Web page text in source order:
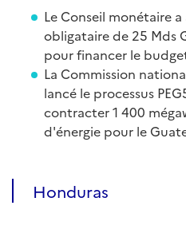
Le Conseil monétaire
obligataire de 25 Mds
pour financer le
La Commission
lancé le processus
contracter 1 400
d'énergie pour le
Honduras